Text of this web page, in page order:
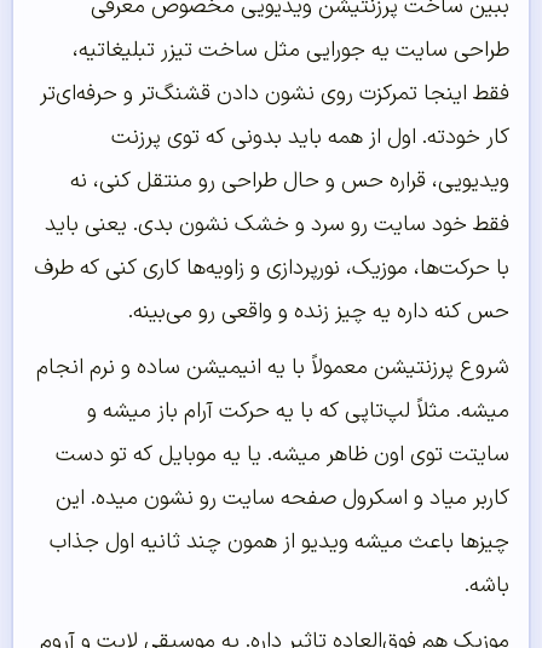
ببین ساخت پرزنتیشن ویدیویی مخصوص معرفی
طراحی سایت یه جورایی مثل ساخت تیزر تبلیغاتیه،
فقط اینجا تمرکزت روی نشون دادن قشنگ‌تر و حرفه‌ای‌تر
کار خودته. اول از همه باید بدونی که توی پرزنت
ویدیویی، قراره حس و حال طراحی رو منتقل کنی، نه
فقط خود سایت رو سرد و خشک نشون بدی. یعنی باید
با حرکت‌ها، موزیک، نورپردازی و زاویه‌ها کاری کنی که طرف
حس کنه داره یه چیز زنده و واقعی رو می‌بینه.
شروع پرزنتیشن معمولاً با یه انیمیشن ساده و نرم انجام
میشه. مثلاً لپ‌تاپی که با یه حرکت آرام باز میشه و
سایتت توی اون ظاهر میشه. یا یه موبایل که تو دست
کاربر میاد و اسکرول صفحه سایت رو نشون میده. این
چیزها باعث میشه ویدیو از همون چند ثانیه اول جذاب
باشه.
موزیک هم فوق‌العاده تاثیر داره. یه موسیقی لایت و آروم